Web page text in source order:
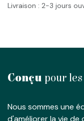
Livraison : 2-3 jours
Conçu pour
Nous sommes une
d'améliorer la vie